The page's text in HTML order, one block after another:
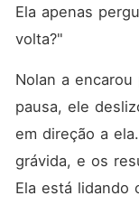
Ela apenas
volta?"
Nolan a
pausa, ele
em direção a
grávida, e os
Ela está lidando